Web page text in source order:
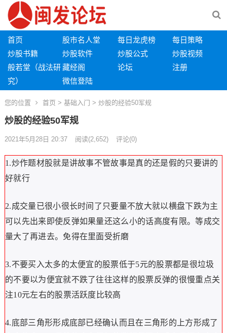
首页 股市名人堂 每日龙虎榜
每日策略
炒股书籍
炒股软件 炒股公式
炒股视频
般若堂（战法研
究）
藏经阁 论坛
注册
微信登陆
您的位置 首页 > 基础入门 > 炒股的经验50军规
炒股的经验50军规
2021年5月28日 20:37 阅读(2,652) 评论(0)
1.炒作题材股就是讲故事不管故事是真的还是假的只要讲的
好就行
2.成交量已很小很长时间了只要量不放大就以横盘下跌为主
可以先出来即使反弹如果量还这么小的话高度有限。等成交
量大了再进去。免得在里面受折磨
3.不要买入太多的太便宜的股票低于5元的股票都是很垃圾
的不要以为便宜就不跌了往往这样的股票反弹的很慢重点关
注10元左右的股票活跃度比较高
4.底部三角形形成底部已经确认而且在三角形的上方形成了